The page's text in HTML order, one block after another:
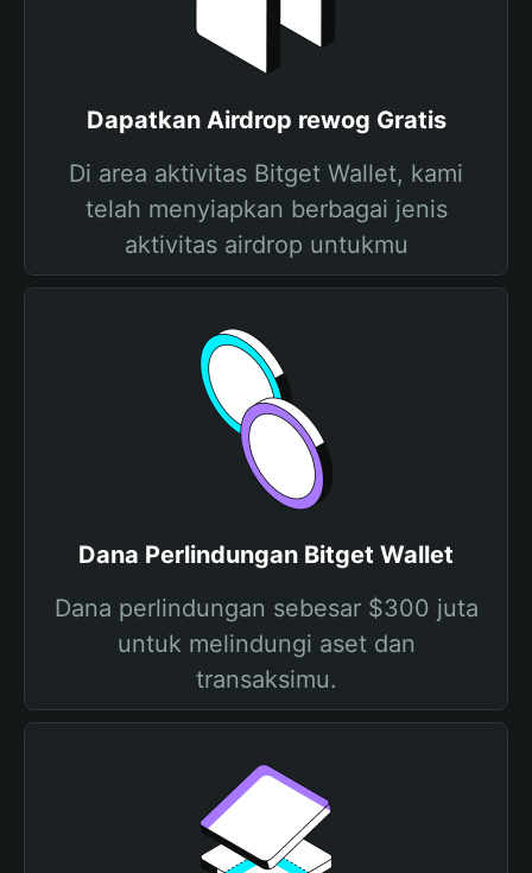
Dapatkan Airdrop rewog Gratis
Di area aktivitas Bitget Wallet, kami
telah menyiapkan berbagai jenis
aktivitas airdrop untukmu
Dana Perlindungan Bitget Wallet
Dana perlindungan sebesar $300 juta
untuk melindungi aset dan
transaksimu.